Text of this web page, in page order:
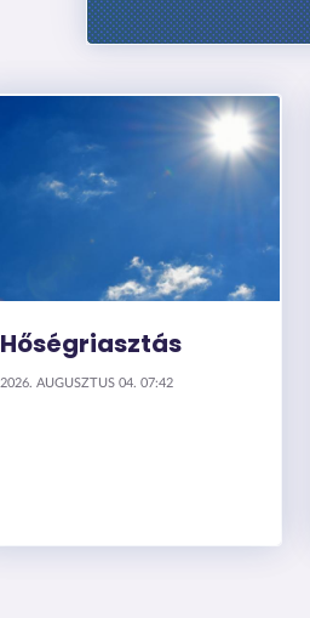
Hőségriasztás
2026. AUGUSZTUS 04. 07:42